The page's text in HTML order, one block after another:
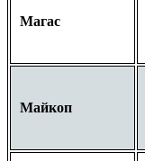
Магас
Майкоп